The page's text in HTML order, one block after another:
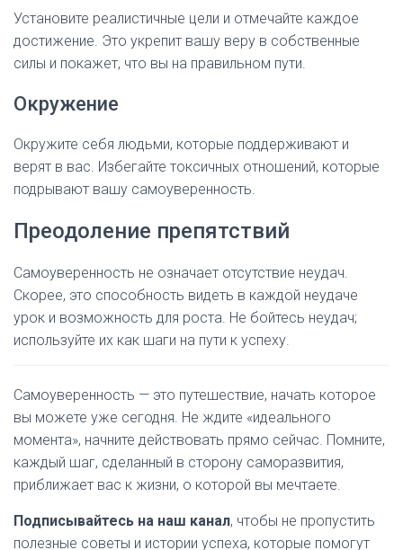
Установите реалистичные цели и отмечайте каждое
достижение. Это укрепит вашу веру в собственные
силы и покажет, что вы на правильном пути.
Окружение
Окружите себя людьми, которые поддерживают и
верят в вас. Избегайте токсичных отношений, которые
подрывают вашу самоуверенность.
Преодоление препятствий
Самоуверенность не означает отсутствие неудач.
Скорее, это способность видеть в каждой неудаче
урок и возможность для роста. Не бойтесь неудач;
используйте их как шаги на пути к успеху.
Самоуверенность — это путешествие, начать которое
вы можете уже сегодня. Не ждите «идеального
момента», начните действовать прямо сейчас. Помните,
каждый шаг, сделанный в сторону саморазвития,
приближает вас к жизни, о которой вы мечтаете.
Подписывайтесь на наш канал, чтобы не пропустить
полезные советы и истории успеха, которые помогут